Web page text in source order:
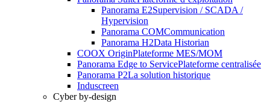
Panorama E2Supervision / SCADA /
Hypervision
Panorama COMCommunication
Panorama H2Data Historian
COOX OriginPlateforme MES/MOM
Panorama Edge to ServicePlateforme centralisée
Panorama P2La solution historique
Induscreen
Cyber by-design